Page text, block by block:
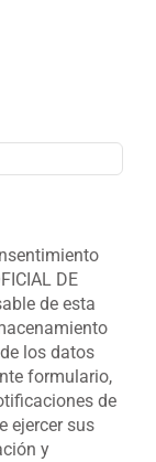
DE
de esta
los datos
formulario,
de
ejercer sus
y